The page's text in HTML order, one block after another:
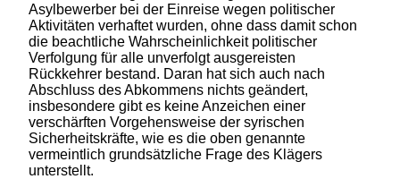
Asylbewerber bei der Einreise wegen politischer
Aktivitäten verhaftet wurden, ohne dass damit schon
die beachtliche Wahrscheinlichkeit politischer
Verfolgung für alle unverfolgt ausgereisten
Rückkehrer bestand. Daran hat sich auch nach
Abschluss des Abkommens nichts geändert,
insbesondere gibt es keine Anzeichen einer
verschärften Vorgehensweise der syrischen
Sicherheitskräfte, wie es die oben genannte
vermeintlich grundsätzliche Frage des Klägers
unterstellt.